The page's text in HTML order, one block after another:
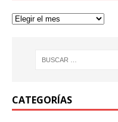
CATEGORÍAS